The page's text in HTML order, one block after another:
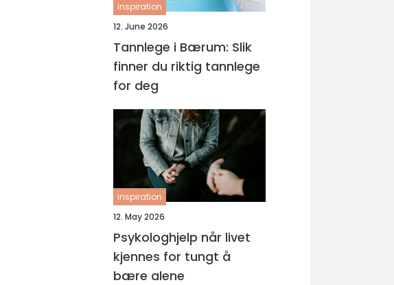
inspiration
12. June 2026
Tannlege i Bærum: Slik
finner du riktig tannlege
for deg
inspiration
12. May 2026
Psykologhjelp når livet
kjennes for tungt å
bære alene